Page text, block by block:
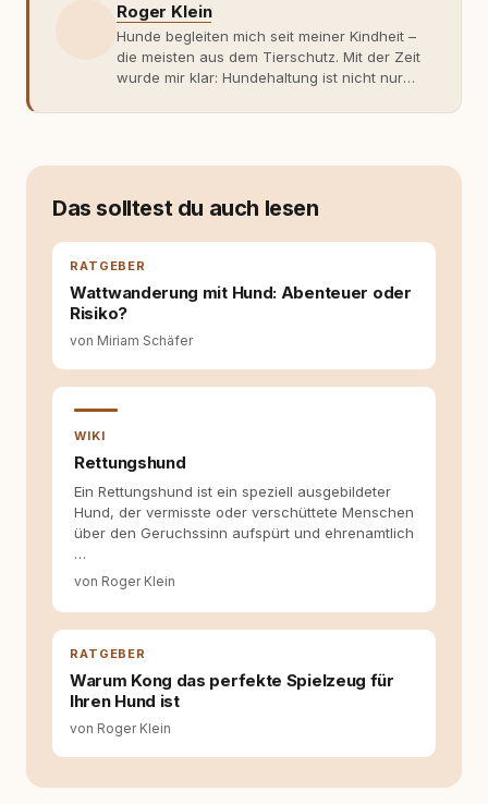
Roger Klein
Hunde begleiten mich seit meiner Kindheit –
die meisten aus dem Tierschutz. Mit der Zeit
wurde mir klar: Hundehaltung ist nicht nur
Fachwissen. Der Wendepunkt kam mit meinem
moderner Hundeerziehung
entsteht echte Bindung dort, wo Verständnis
Wissen ersetzt – nicht umgekehrt. Aus dieser
Entwicklung entstand rundum.dog – ein
Wissens- und Serviceportal für
und der Schweiz. Meine Überzeugung:
Tierschutz beginnt mit Wissen. Wer seinen
Hund versteht, trifft bessere Entscheidungen –
für ein Zusammenleben, das beiden guttut.
Das solltest du auch lesen
RATGEBER
Wattwanderung mit Hund: Abenteuer oder
Risiko?
von Miriam Schäfer
WIKI
Rettungshund
Ein Rettungshund ist ein speziell ausgebildeter
Hund, der vermisste oder verschüttete Menschen
über den Geruchssinn aufspürt und ehrenamtlich
…
von Roger Klein
RATGEBER
Warum Kong das perfekte Spielzeug für
Ihren Hund ist
von Roger Klein